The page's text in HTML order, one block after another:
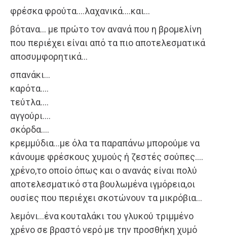
φρέσκα φρούτα….λαχανικά….και…
βότανα… με πρώτο τον ανανά που η βρομελίνη
που περιέχει είναι από τα πιο αποτελεσματικά
αποσυμφορητικά…
σπανάκι…
καρότα….
τεύτλα….
αγγούρι….
σκόρδα….
κρεμμύδια…με όλα τα παραπάνω μπορούμε να
κάνουμε φρέσκους χυμούς ή ζεστές σούπες….
χρένο,το οποίο όπως και ο ανανάς είναι πολύ
αποτελεσματικό στα βουλωμένα ιγμόρεια,οι
ουσίες που περιέχει σκοτώνουν τα μικρόβια…
λεμόνι…ένα κουταλάκι του γλυκού τριμμένο
χρένο σε βραστό νερό με την προσθήκη χυμό